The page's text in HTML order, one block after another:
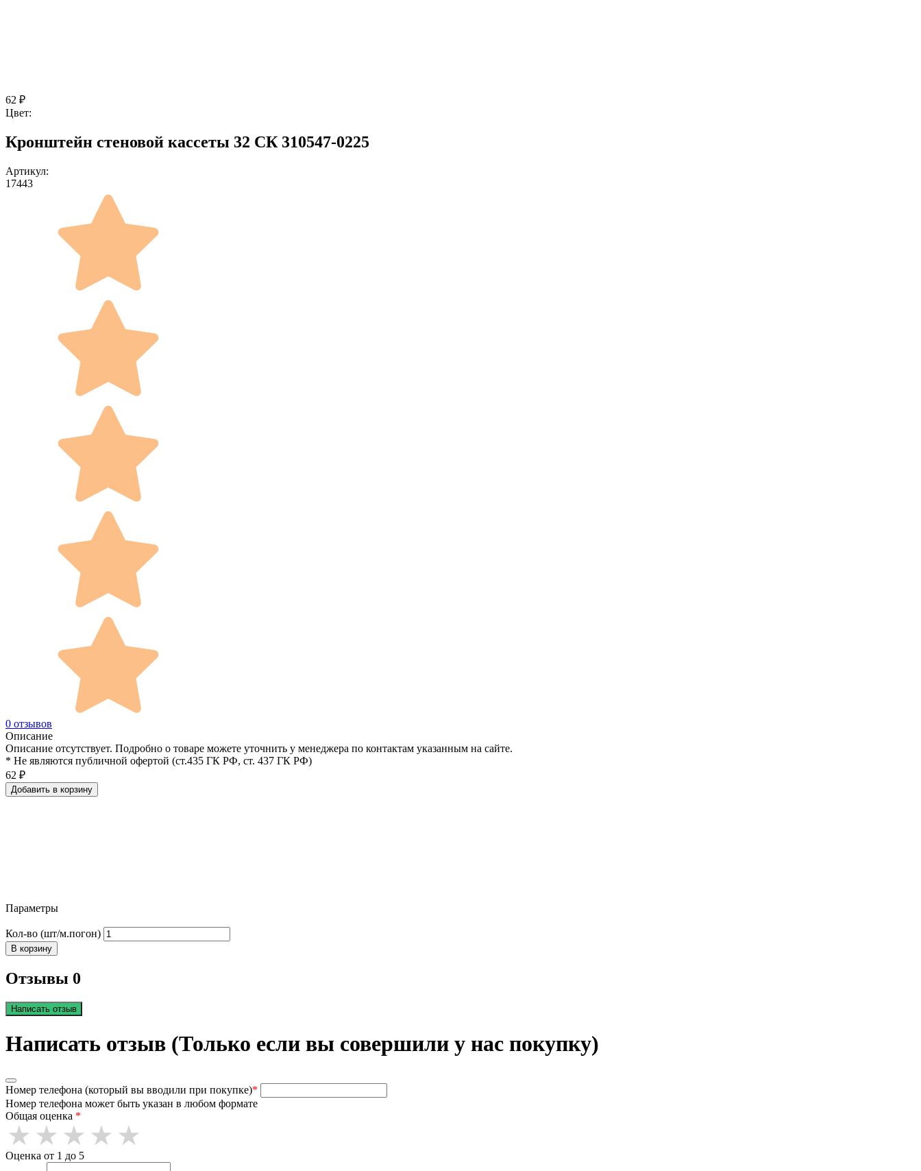
62 ₽
Цвет:
Кронштейн стеновой кассеты 32 СК 310547-0225
Артикул:
17443
0 отзывов
Описание
Описание отсутствует. Подробно о товаре можете уточнить у менеджера по контактам указанным на сайте.
* Не являются публичной офертой (ст.435 ГК РФ, cт. 437 ГК РФ)
62 ₽
Добавить в корзину
Параметры
Кол-во (шт/м.погон)
В корзину
Отзывы 0
Написать отзыв
Написать отзыв (Только если вы совершили у нас покупку)
Номер телефона (который вы вводили при покупке)*
Номер телефона может быть указан в любом формате
Общая оценка *
Оценка от 1 до 5